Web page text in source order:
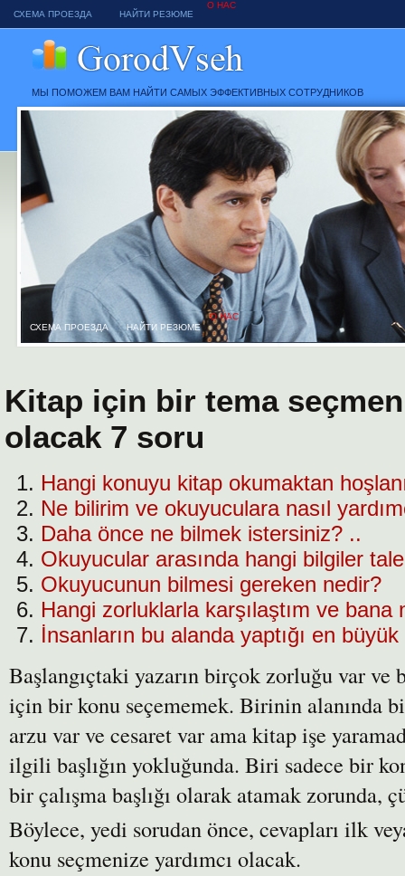
СХЕМА ПРОЕЗДА
О НАС
НАЙТИ РЕЗЮМЕ
МЫ ПОМОЖЕМ ВАМ НАЙТИ САМЫХ ЭФФЕКТИВНЫХ СОТРУДНИКОВ
СХЕМА ПРОЕЗДА
О НАС
НАЙТИ РЕЗЮМЕ
Kitap için bir tema
olacak 7 soru
Hangi konuyu kitap okumaktan
Ne bilirim ve okuyuculara nasıl
Daha önce ne bilmek istersiniz? ..
Okuyucular arasında hangi bilgiler
Okuyucunun bilmesi gereken nedir?
Hangi zorluklarla karşılaştım ve bana
İnsanların bu alanda yaptığı en
Başlangıçtaki yazarın birçok zorluğu var ve
için bir konu seçememek. Birinin alanında
arzu var ve cesaret var ama kitap işe
ilgili başlığın yokluğunda. Biri sadece bir
bir çalışma başlığı olarak atamak zorunda,
Böylece, yedi sorudan önce, cevapları ilk
konu seçmenize yardımcı olacak.